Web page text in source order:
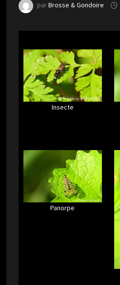
parBrosse & Gondoire
Insecte
Panorpe